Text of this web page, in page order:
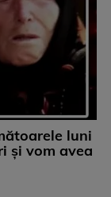
luni
și vom avea